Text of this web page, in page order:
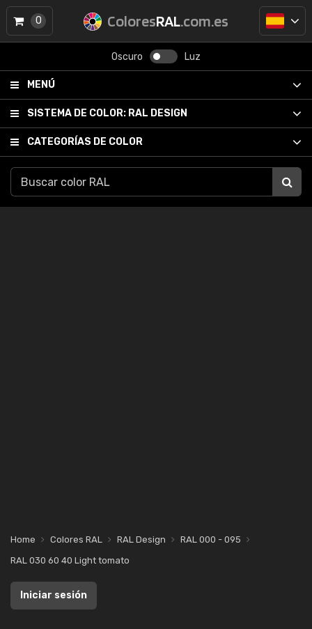
ColoresRAL.com.es
Oscuro Luz
MENÚ
SISTEMA DE COLOR: RAL DESIGN
CATEGORÍAS DE COLOR
0
Home Colores RAL RAL Design
RAL 000 - 095
RAL 030 60 40 Light tomato
Iniciar sesión